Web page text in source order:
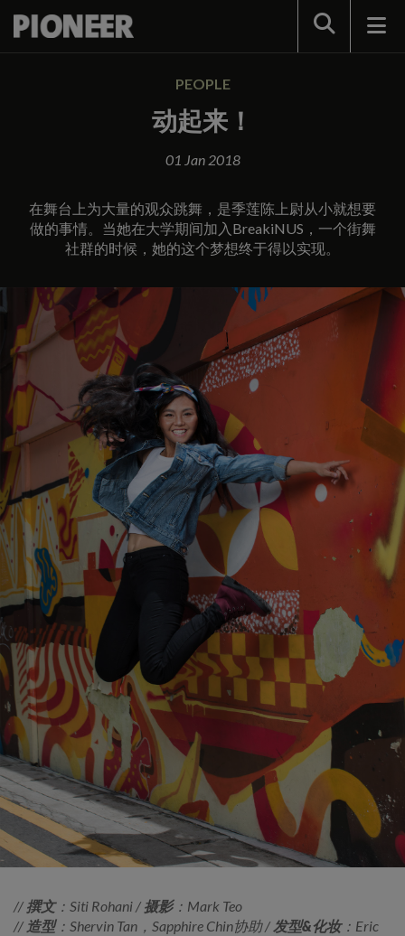
Search
PEOPLE
动起来！
01 Jan 2018
在舞台上为大量的观众跳舞，是季莲陈上尉从小就想要
做的事情。当她在大学期间加入BreakiNUS，一个街舞
社群的时候，她的这个梦想终于得以实现。
// 撰文：Siti Rohani / 摄影：Mark Teo
// 造型：Shervin Tan，Sapphire Chin协助 / 发型&化妆：Eric